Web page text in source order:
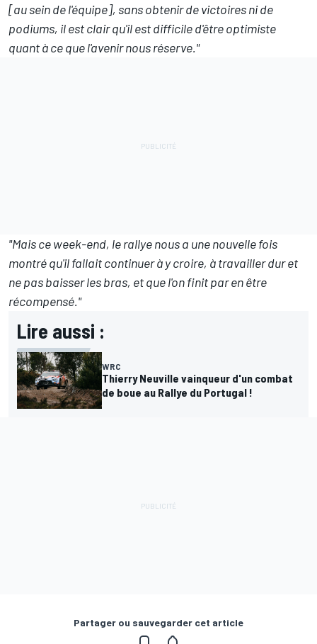
[au sein de l'équipe], sans obtenir de victoires ni de
podiums, il est clair qu'il est difficile d'être optimiste
quant à ce que l'avenir nous réserve."
"Mais ce week-end, le rallye nous a une nouvelle fois
montré qu'il fallait continuer à y croire, à travailler dur et
ne pas baisser les bras, et que l'on finit par en être
récompensé."
Lire aussi :
WRC
Thierry Neuville vainqueur d'un combat
de boue au Rallye du Portugal !
Partager ou sauvegarder cet article